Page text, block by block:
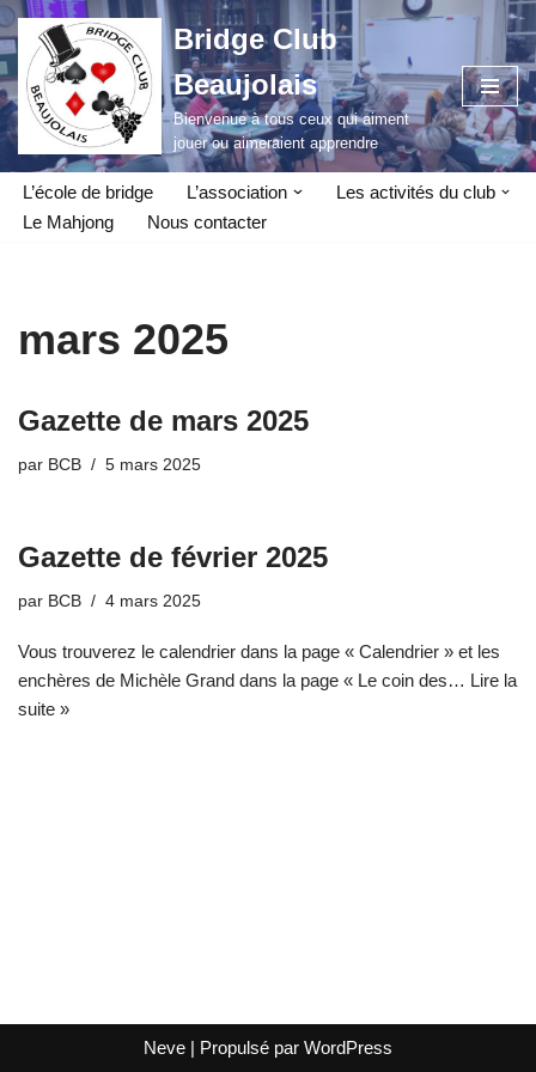
Aller
au
contenu
Bridge Club
Beaujolais
Bienvenue à tous ceux qui aiment
jouer ou aimeraient apprendre
L’école de bridge L’association
Les activités du club
Le Mahjong
Nous contacter
mars 2025
Gazette de mars 2025
par BCB 5 mars 2025
Gazette de février 2025
par BCB 4 mars 2025
Vous trouverez le calendrier dans la page « Calendrier » et les
enchères de Michèle Grand dans la page « Le coin des… Lire la
suite »
Neve | Propulsé par WordPress